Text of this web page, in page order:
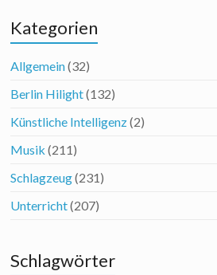
Kategorien
Allgemein(32)
Berlin Hilight(132)
Künstliche Intelligenz(2)
Musik (211)
Schlagzeug(231)
Unterricht(207)
Schlagwörter